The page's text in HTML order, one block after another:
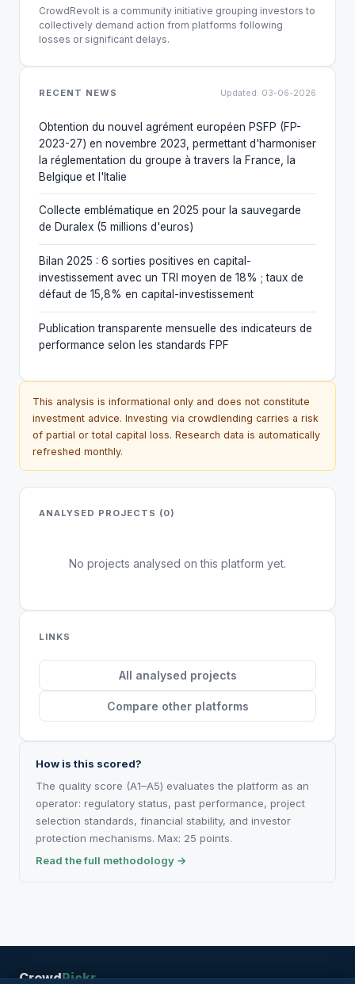
CrowdRevolt is a community initiative grouping investors to
collectively demand action from platforms following
losses or significant delays.
RECENT NEWS Updated: 03-06-2026
Obtention du nouvel agrément européen PSFP (FP-
2023-27) en novembre 2023, permettant d'harmoniser
la réglementation du groupe à travers la France, la
Belgique et l'Italie
Collecte emblématique en 2025 pour la sauvegarde
de Duralex (5 millions d'euros)
Bilan 2025 : 6 sorties positives en capital-
investissement avec un TRI moyen de 18% ; taux de
défaut de 15,8% en capital-investissement
Publication transparente mensuelle des indicateurs de
performance selon les standards FPF
This analysis is informational only and does not constitute
investment advice. Investing via crowdlending carries a risk
of partial or total capital loss. Research data is automatically
refreshed monthly.
ANALYSED PROJECTS (0)
No projects analysed on this platform yet.
LINKS
All analysed projects
Compare other platforms
How is this scored?
The quality score (A1–A5) evaluates the platform as an
operator: regulatory status, past performance, project
selection standards, financial stability, and investor
protection mechanisms. Max: 25 points.
Read the full methodology →
CrowdPickr